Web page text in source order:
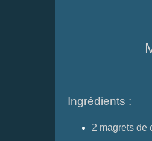
Ingrédients :
2 magrets de